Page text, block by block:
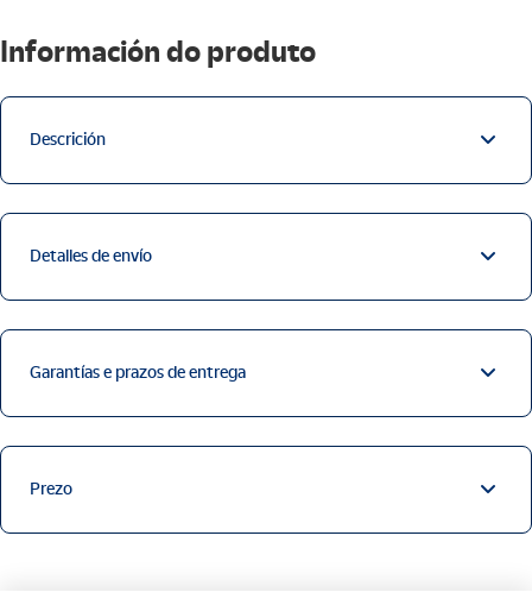
Información do produto
Descrición
Detalles de envío
Garantías e prazos de entrega
Prezo